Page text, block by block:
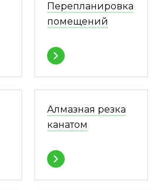
Перепланировка
помещений
Алмазная резка
канатом